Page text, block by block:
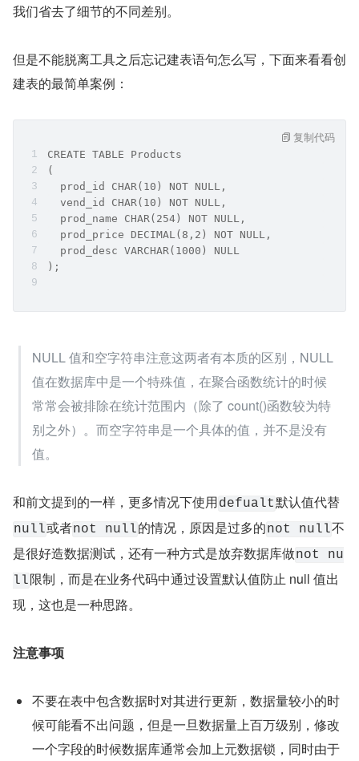
我们省去了细节的不同差别。
但是不能脱离工具之后忘记建表语句怎么写，下面来看看创
建表的最简单案例：
CREATE TABLE Products
(
  prod_id CHAR(10) NOT NULL,
  vend_id CHAR(10) NOT NULL,
  prod_name CHAR(254) NOT NULL,
  prod_price DECIMAL(8,2) NOT NULL,
  prod_desc VARCHAR(1000) NULL
);
复制代码
NULL 值和空字符串注意这两者有本质的区别，NULL
值在数据库中是一个特殊值，在聚合函数统计的时候
常常会被排除在统计范围内（除了 count()函数较为特
别之外）。而空字符串是一个具体的值，并不是没有
值。
和前文提到的一样，更多情况下使用defualt默认值代替
null或者not null的情况，原因是过多的not null不
是很好造数据测试，还有一种方式是放弃数据库做not nu
ll限制，而是在业务代码中通过设置默认值防止 null 值出
现，这也是一种思路。
注意事项
不要在表中包含数据时对其进行更新，数据量较小的时
候可能看不出问题，但是一旦数据量上百万级别，修改
一个字段的时候数据库通常会加上元数据锁，同时由于